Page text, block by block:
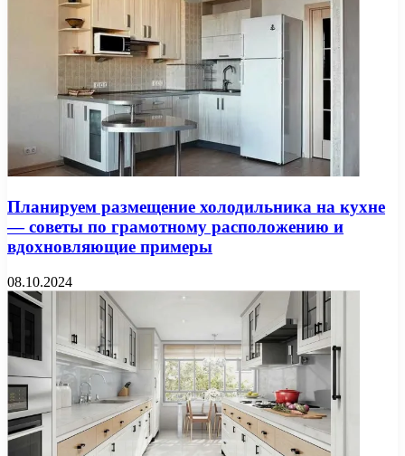
Планируем размещение холодильника на кухне
— советы по грамотному расположению и
вдохновляющие примеры
08.10.2024